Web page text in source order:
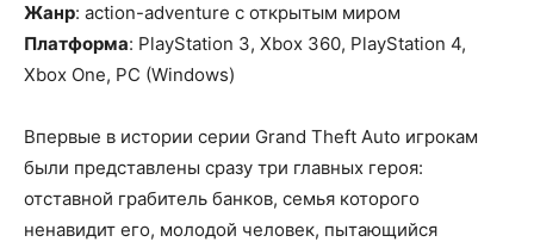
Жанр: action-adventure с открытым миром
Платформа: PlayStation 3, Xbox 360, PlayStation 4,
Xbox One, PC (Windows)
Впервые в истории серии Grand Theft Auto игрокам
были представлены сразу три главных героя:
отставной грабитель банков, семья которого
ненавидит его, молодой человек, пытающийся